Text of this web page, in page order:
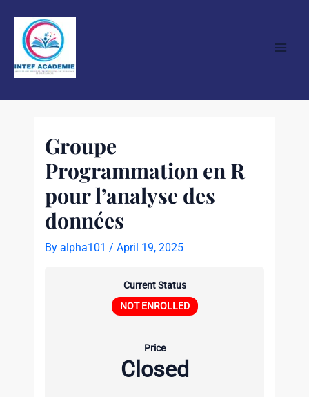
content
Groupe
Programmation en R
pour l’analyse des
données
By alpha101 / April 19, 2025
Current Status
NOT ENROLLED
Price
Closed